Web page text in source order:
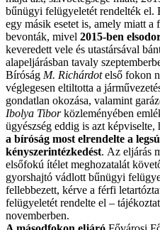
bűnügyi felügyeletét rendelték el.
egy másik esetet is, amely miatt
bevonták, mivel 2015-ben
keveredett vele és utastársával
alapeljárásban tavaly
Bíróság M. Richárdotelső fokon
véglegesen eltiltotta a
gondatlan okozása, valamint
Ibolya Tiborközleményében
ügyészség eddig is azt képviselte,
a bíróság most elrendelte a
kényszerintézkedést. Az eljárás
elsőfokú ítélet meghozatalát
gyorshajtó vádlott bűnügyi
fellebbezett, kérve a férfi
felügyeletét rendelte el –
novemberben.